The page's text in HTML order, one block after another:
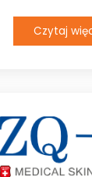
Czytaj